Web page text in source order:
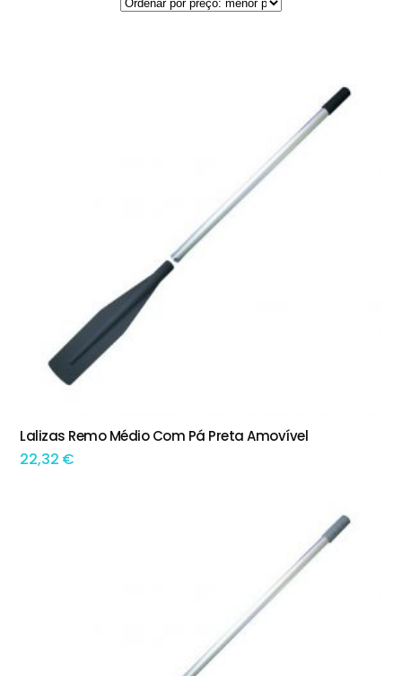
maior
ADICIONAR
Lalizas Remo Médio Com Pá Preta Amovível
22,32 €